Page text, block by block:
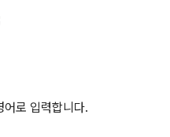
어로 입력합니다.